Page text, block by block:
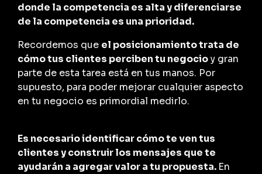
donde la competencia es alta y diferenciarse
de la competencia es una prioridad.
Recordemos que el posicionamiento trata de
cómo tus clientes perciben tu negocioy gran
parte de esta tarea está en tus manos. Por
supuesto, para poder mejorar cualquier aspecto
en tu negocio es primordial medirlo.
Es necesario identificar cómo te ven tus
clientes y construir los mensajes que te
ayudarán a agregar valor a tu propuesta. En